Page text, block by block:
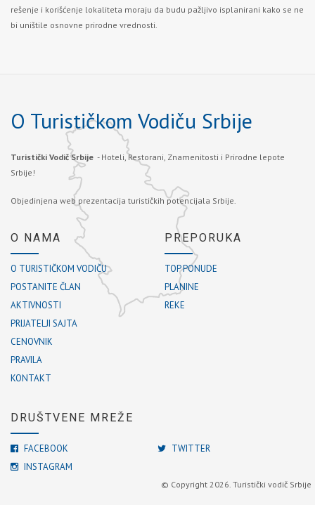
rešenje i korišćenje lokaliteta moraju da budu pažljivo isplanirani kako se ne
bi uništile osnovne prirodne vrednosti.
O Turističkom Vodiču Srbije
Turistički Vodič Srbije - Hoteli, Restorani, Znamenitosti i Prirodne lepote
Srbije!
Objedinjena web prezentacija turističkih potencijala Srbije.
O NAMA
O TURISTIČKOM VODIČU
POSTANITE ČLAN
AKTIVNOSTI
PRIJATELJI SAJTA
CENOVNIK
PRAVILA
KONTAKT
PREPORUKA
TOP PONUDE
PLANINE
REKE
DRUŠTVENE MREŽE
FACEBOOK
TWITTER
INSTAGRAM
© Copyright 2026. Turistički vodič Srbije